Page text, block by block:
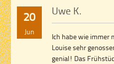
20
Jun
Uwe K.
Ich habe wie immer
Louise sehr
genial! Das